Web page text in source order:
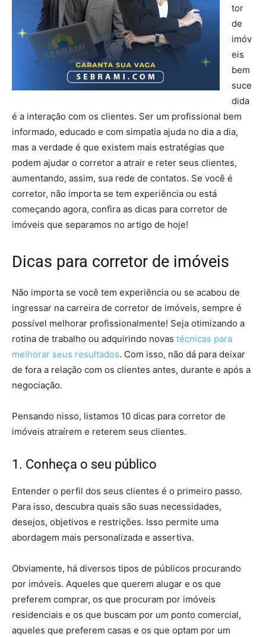
tor
de
imóv
eis
bem
suce
dida
é a interação com os clientes. Ser um profissional bem
informado, educado e com simpatia ajuda no dia a dia,
mas a verdade é que existem mais estratégias que
podem ajudar o corretor a atrair e reter seus clientes,
aumentando, assim, sua rede de contatos. Se você é
corretor, não importa se tem experiência ou está
começando agora, confira as dicas para corretor de
imóveis que separamos no artigo de hoje!
Dicas para corretor de imóveis
Não importa se você tem experiência ou se acabou de
ingressar na carreira de corretor de imóveis, sempre é
possível melhorar profissionalmente! Seja otimizando a
rotina de trabalho ou adquirindo novas técnicas para
melhorar seus resultados. Com isso, não dá para deixar
de fora a relação com os clientes antes, durante e após a
negociação.
Pensando nisso, listamos 10 dicas para corretor de
imóveis atraírem e reterem seus clientes.
1. Conheça o seu público
Entender o perfil dos seus clientes é o primeiro passo.
Para isso, descubra quais são suas necessidades,
desejos, objetivos e restrições. Isso permite uma
abordagem mais personalizada e assertiva.
Obviamente, há diversos tipos de públicos procurando
por imóveis. Aqueles que querem alugar e os que
preferem comprar, os que procuram por imóveis
residenciais e os que buscam por um ponto comercial,
aqueles que preferem casas e os que optam por um